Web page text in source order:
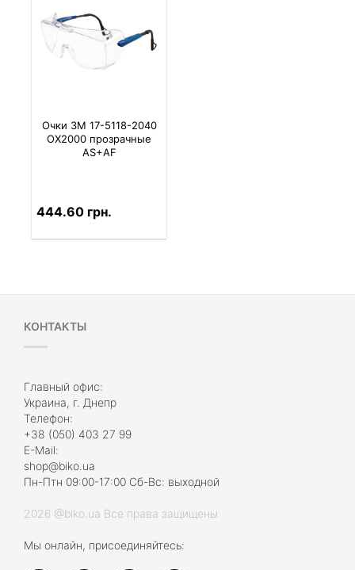
Очки 3M 17-5118-2040
OX2000 прозрачные
AS+AF
444.60 грн.
КОНТАКТЫ
Главный офис:
Украина, г. Днепр
Телефон:
+38 (050) 403 27 99
E-Mail:
shop@biko.ua
Пн-Птн 09:00-17:00 Сб-Вс: выходной
2026 @biko.ua Все права защищены
Мы онлайн, присоединяйтесь: